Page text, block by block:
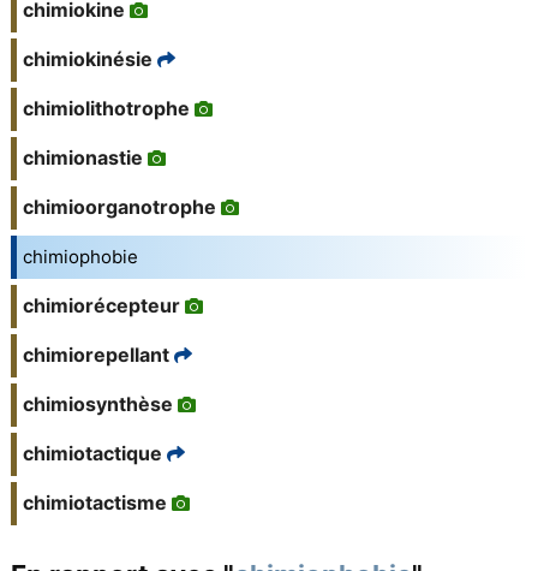
chimiokine
chimiokinésie
chimiolithotrophe
chimionastie
chimioorganotrophe
chimiophobie
chimiorécepteur
chimiorepellant
chimiosynthèse
chimiotactique
chimiotactisme